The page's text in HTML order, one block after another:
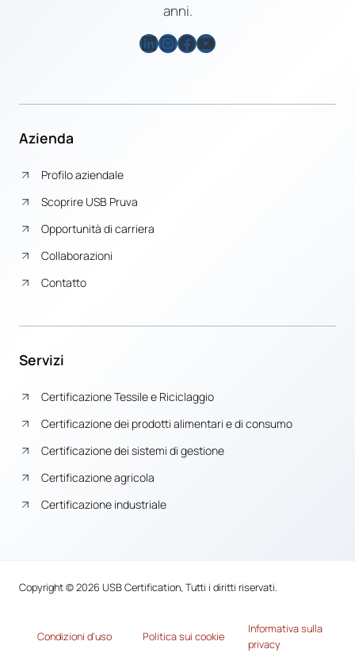
anni.
LinkedIn
Instagram
Facebook
YouTube
Azienda
Profilo aziendale
Scoprire USB Pruva
Opportunità di carriera
Collaborazioni
Contatto
Servizi
Certificazione Tessile e Riciclaggio
Certificazione dei prodotti alimentari e di consumo
Certificazione dei sistemi di gestione
Certificazione agricola
Certificazione industriale
Copyright © 2026 USB Certification, Tutti i diritti riservati.
Condizioni d’uso Politica sui cookie
Informativa sulla
privacy